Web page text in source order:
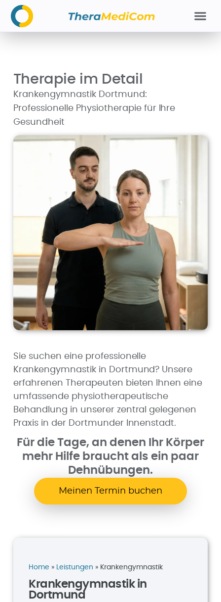
Home » Leistungen » Krankengymnastik
Krankengymnastik in
Dortmund
Therapie im Detail
Krankengymnastik Dortmund:
Professionelle Physiotherapie für Ihre
Gesundheit
Sie suchen eine professionelle
Krankengymnastik in Dortmund? Unsere
erfahrenen Therapeuten bieten Ihnen eine
umfassende physiotherapeutische
Behandlung in unserer zentral gelegenen
Praxis in der Dortmunder Innenstadt.
Für die Tage, an denen Ihr Körper
mehr Hilfe braucht als ein paar
Dehnübungen.
Meinen Termin buchen